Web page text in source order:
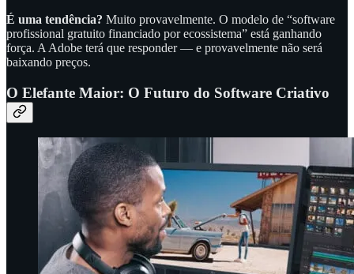
É uma tendência? Muito provavelmente. O modelo de “software
profissional gratuito financiado por ecossistema” está ganhando
força. A Adobe terá que responder — e provavelmente não será
baixando preços.
O Elefante Maior: O Futuro do Software Criativo